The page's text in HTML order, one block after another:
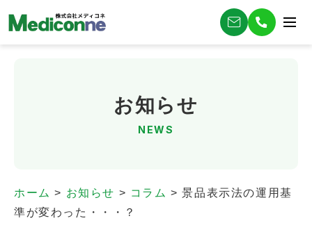
お知らせ
NEWS
ホーム > お知らせ > コラム >景品表示法の運用基
準が変わった・・・？